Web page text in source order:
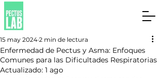
Enfermedad de Pectus y Asma: Enfoques
Comunes para las Dificultades Respiratorias
15 may 2024 2 min de lectura
Actualizado: 1 ago